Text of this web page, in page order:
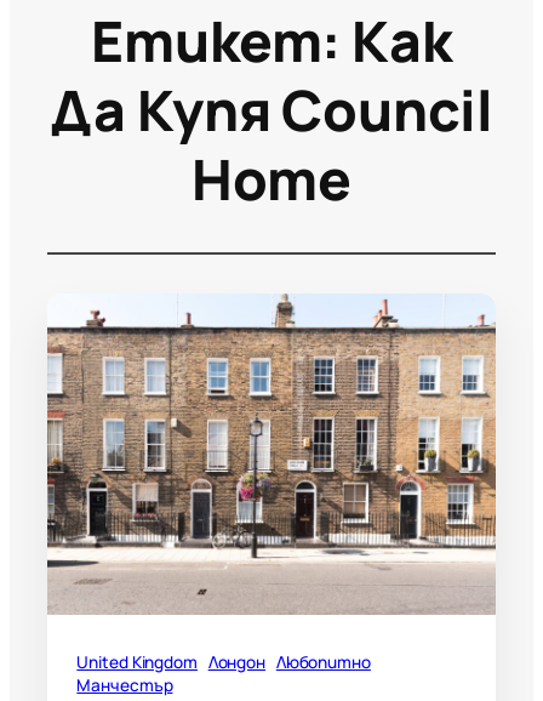
Етикет: Как
Да Купя Council
Home
United Kingdom Лондон Любопитно
Манчестър